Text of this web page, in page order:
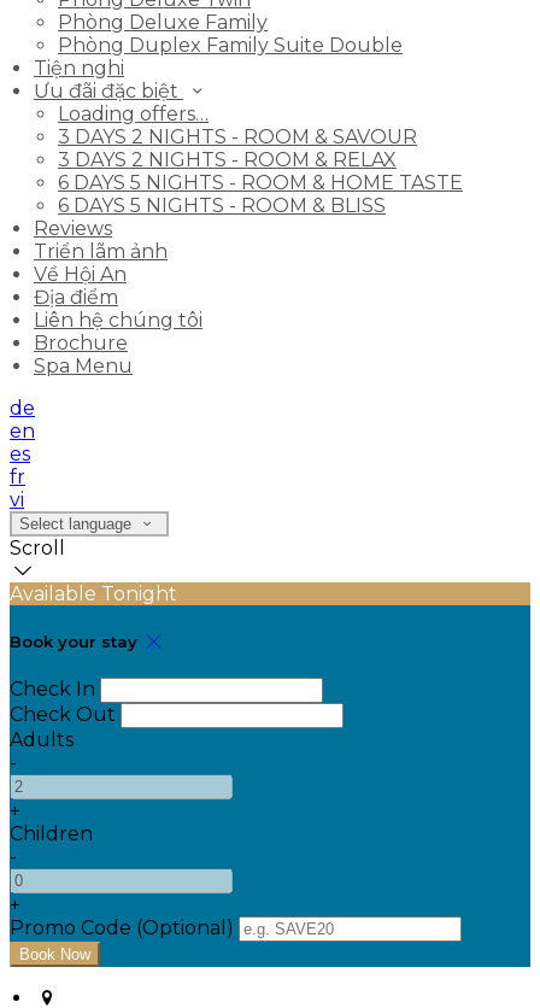
Phòng Deluxe Family
Phòng Duplex Family Suite Double
Tiện nghi
Ưu đãi đặc biệt
Loading offers…
3 DAYS 2 NIGHTS - ROOM & SAVOUR
3 DAYS 2 NIGHTS - ROOM & RELAX
6 DAYS 5 NIGHTS - ROOM & HOME TASTE
6 DAYS 5 NIGHTS - ROOM & BLISS
Reviews
Triển lãm ảnh
Về Hội An
Địa điểm
Liên hệ chúng tôi
Brochure
Spa Menu
de
en
es
fr
vi
Select language
Scroll
Available Tonight
Book your stay
Check In
Check Out
Adults
-
+
Children
-
+
Promo Code (Optional)